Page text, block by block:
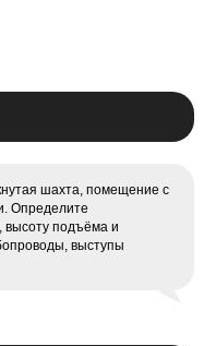
шахта, помещение с
Определите
подъёма и
выступы